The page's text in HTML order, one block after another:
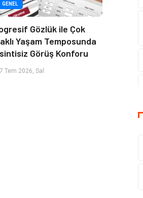
GENEL
Gözlük ile Çok
Yaşam Temposunda
Görüş Konforu
Tem 2026, Sal